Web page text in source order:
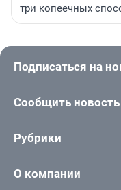
три копеечных
Подписаться на
Сообщить новость
Рубрики
О компании